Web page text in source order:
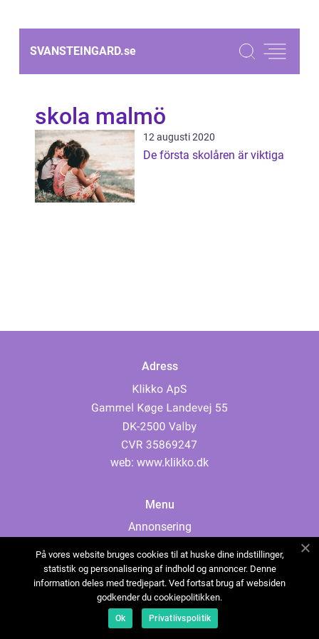
SVANSTEINGARD.se
skola malmö
12 augusti 2020
De första skolåren är viktiga
Adress
web: www.klikko.dk
Menu
Annonsering
Cookies
Kontakta oss
Sitemap
På vores website bruges cookies til at huske dine indstillinger,
statistik og personalisering af indhold og annoncer. Denne
information deles med tredjepart. Ved fortsat brug af websiden
godkender du cookiepolitikken.
Ok Privatlivspolitik